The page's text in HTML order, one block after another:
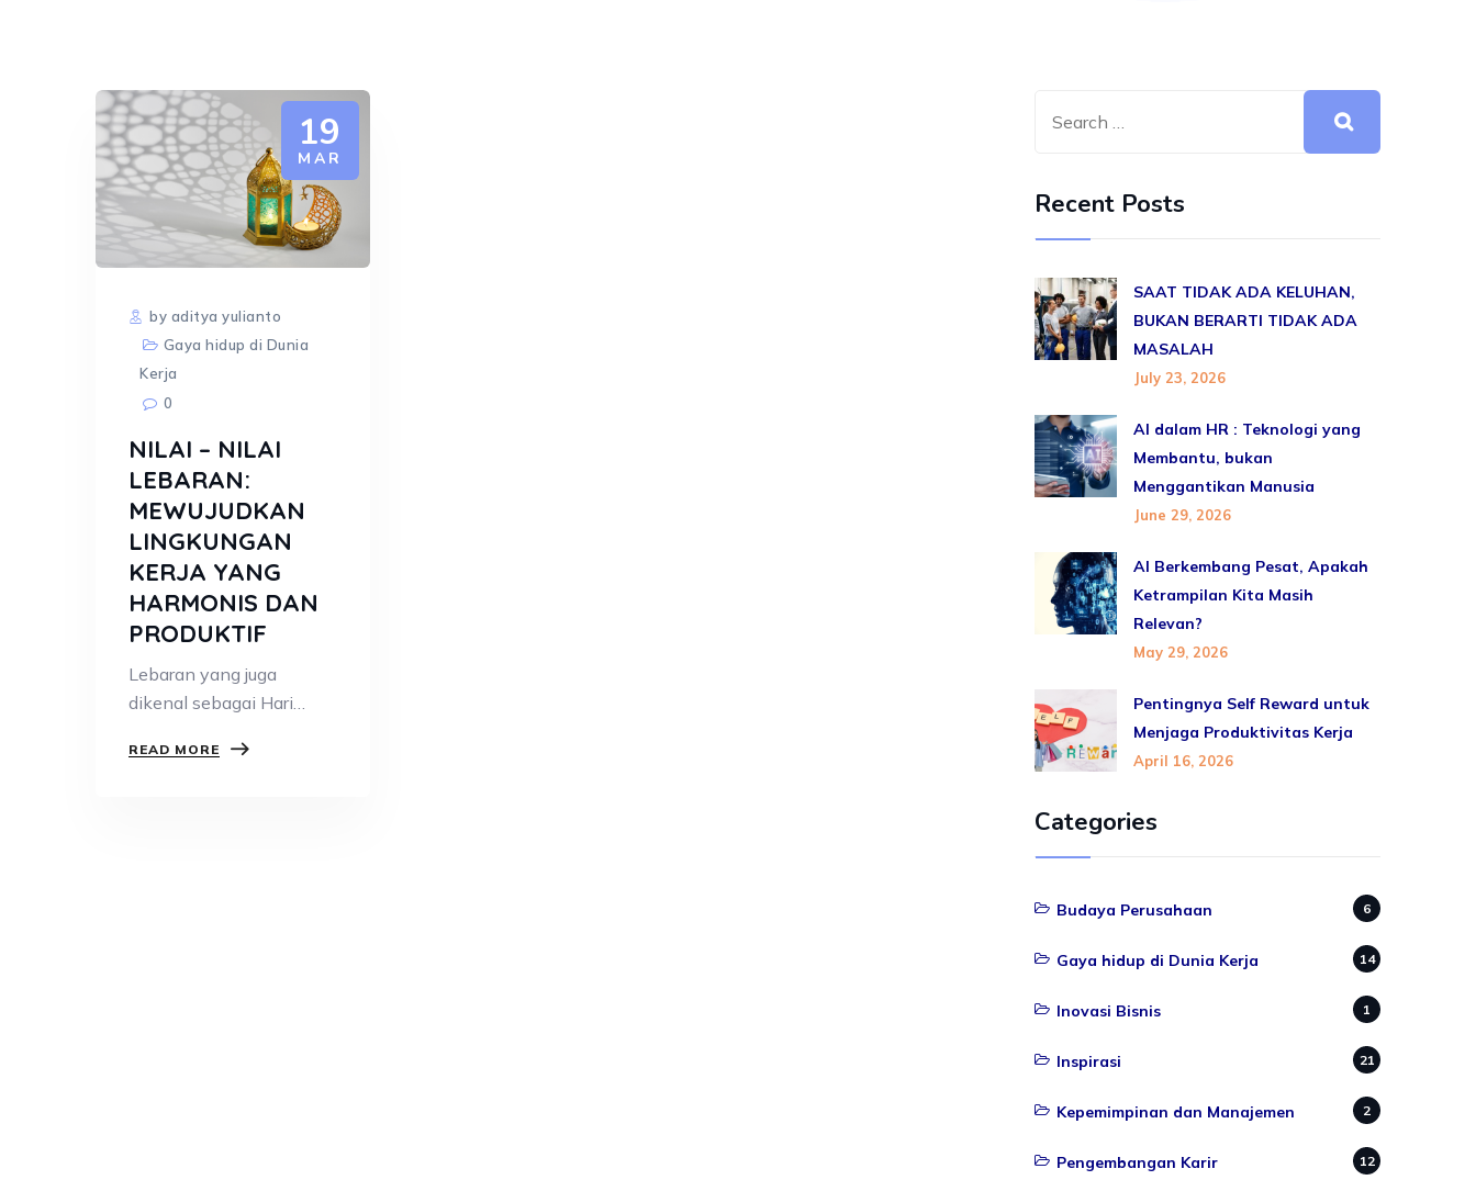
19
MAR
by aditya yulianto
Gaya hidup di Dunia
Kerja
0
NILAI – NILAI
LEBARAN:
MEWUJUDKAN
LINGKUNGAN
KERJA YANG
HARMONIS DAN
PRODUKTIF
Lebaran yang juga
dikenal sebagai Hari
salah satu perayaan…
READ MORE
Recent Posts
SAAT TIDAK ADA KELUHAN,
BUKAN BERARTI TIDAK ADA
MASALAH
July 23, 2026
AI dalam HR : Teknologi yang
Membantu, bukan
Menggantikan Manusia
June 29, 2026
AI Berkembang Pesat, Apakah
Ketrampilan Kita Masih
Relevan?
May 29, 2026
Pentingnya Self Reward untuk
Menjaga Produktivitas Kerja
April 16, 2026
Categories
Budaya Perusahaan 6
Gaya hidup di Dunia Kerja 14
Inovasi Bisnis 1
Inspirasi 21
Kepemimpinan dan Manajemen 2
Pengembangan Karir 12